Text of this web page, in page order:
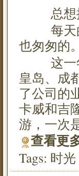
总想提
每天的
也匆匆的
这一年
皇岛、成
了公司的
卡威和吉
游，一次
查看更
Tags: 时光